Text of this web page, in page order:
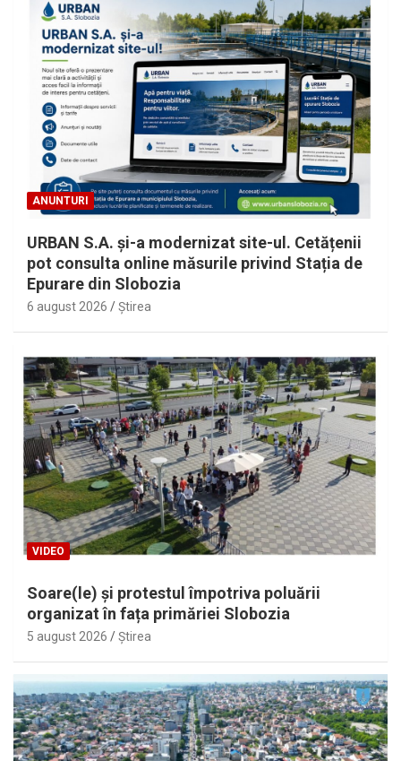
ANUNTURI
URBAN S.A. și-a modernizat site-ul. Cetățenii
pot consulta online măsurile privind Stația de
Epurare din Slobozia
6 august 2026 Ştirea
VIDEO
Soare(le) și protestul împotriva poluării
organizat în fața primăriei Slobozia
5 august 2026 Ştirea